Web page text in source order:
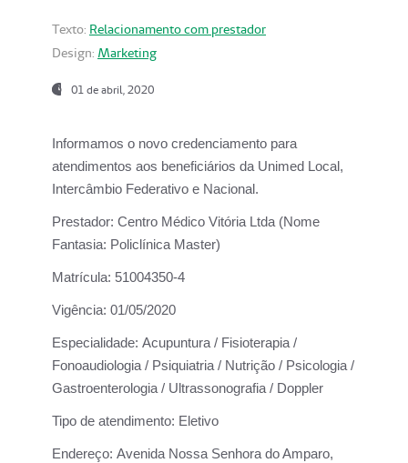
Texto: Relacionamento com prestador
Design: Marketing
01 de abril, 2020
Informamos o novo credenciamento para
atendimentos aos beneficiários da Unimed Local,
Intercâmbio Federativo e Nacional.
Prestador: Centro Médico Vitória Ltda (Nome
Fantasia: Policlínica Master)
Matrícula: 51004350-4
Vigência: 01/05/2020
Especialidade: Acupuntura / Fisioterapia /
Fonoaudiologia / Psiquiatria / Nutrição / Psicologia /
Gastroenterologia / Ultrassonografia / Doppler
Tipo de atendimento: Eletivo
Endereço: Avenida Nossa Senhora do Amparo,